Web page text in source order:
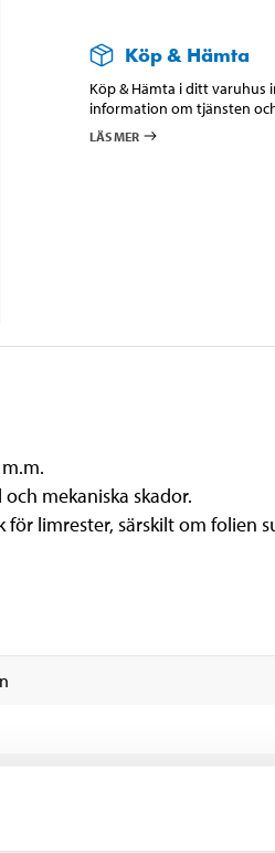
Köp & Hämta
Köp & Hämta i ditt varuhus
information om tjänsten
LÄS MER
mekaniska skador.
för limrester, särskilt om folien